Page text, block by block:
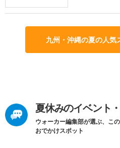
九州・沖縄の夏の人気
夏休みのイベント
ウォーカー編集部が選ぶ、こ
おでかけスポット